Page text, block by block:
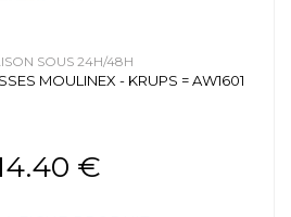
SOUS 24H/48H
MOULINEX - KRUPS = AW1601
€